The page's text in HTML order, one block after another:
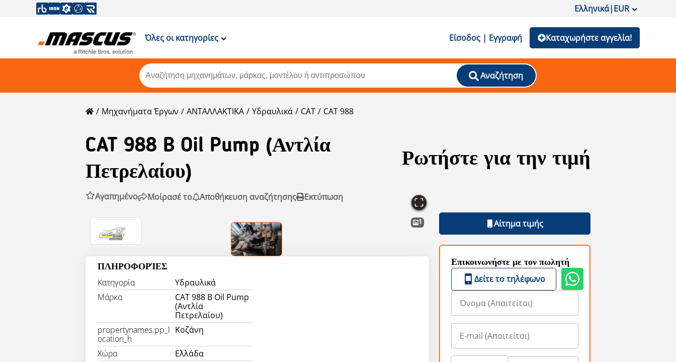
Ελληνικά|EUR
Όλες οι κατηγορίες Είσοδος | Εγγραφή Καταχωρήστε αγγελία!
Αναζήτηση
Μηχανήματα Έργων ΑΝΤΑΛΛΑΚΤΙΚΑ Υδραυλικά CAT CAT 988
CAT 988 B Oil Pump (Αντλία
Πετρελαίου)
Ρωτήστε για την τιμή
Αγαπημένο Μοίρασέ το Αποθήκευση αναζήτησης Εκτύπωση
1
ΠΛΗΡΟΦΟΡΊΕΣ
Κατηγορία
Υδραυλικά
Μάρκα
CAT 988 B Oil Pump
(Αντλία
Πετρελαίου)
propertynames.pp_l
ocation_h
Κοζάνη
Χώρα
Ελλάδα
Αίτημα τιμής
Επικοινωνήστε με τον πωλητή
Δείτε το τηλέφωνο